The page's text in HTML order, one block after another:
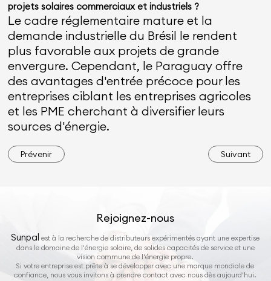
projets solaires commerciaux et industriels ?
Le cadre réglementaire mature et la
demande industrielle du Brésil le rendent
plus favorable aux projets de grande
envergure. Cependant, le Paraguay offre
des avantages d'entrée précoce pour les
entreprises ciblant les entreprises agricoles
et les PME cherchant à diversifier leurs
sources d'énergie.
Prévenir Suivant
Rejoignez-nous
Sunpal est à la recherche de distributeurs expérimentés ayant une expertise
dans le domaine de l'énergie solaire, de solides capacités de service et une
vision commune de l'énergie propre.
Si votre entreprise est prête à se développer avec une marque mondiale de
confiance, nous vous invitons à prendre contact avec nous dès aujourd'hui.